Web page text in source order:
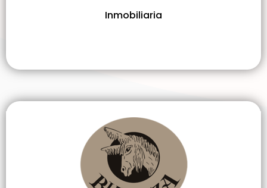
Inmobiliaria